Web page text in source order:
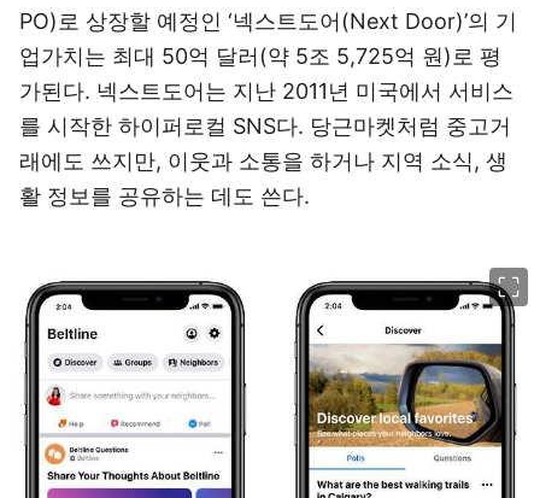
PO)로 상장할 예정인 ‘넥스트도어(Next Door)’의 기
업가치는 최대 50억 달러(약 5조 5,725억 원)로 평
가된다. 넥스트도어는 지난 2011년 미국에서 서비스
를 시작한 하이퍼로컬 SNS다. 당근마켓처럼 중고거
래에도 쓰지만, 이웃과 소통을 하거나 지역 소식, 생
활 정보를 공유하는 데도 쓴다.